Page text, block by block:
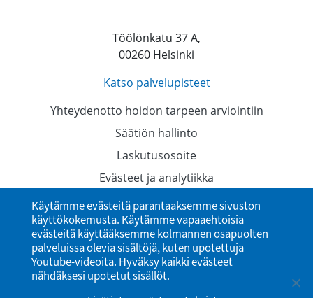
Töölönkatu 37 A,
00260 Helsinki
Katso palvelupisteet
Yhteydenotto hoidon tarpeen arviointiin
Säätiön hallinto
Laskutusosoite
Evästeet ja analytiikka
Tietosuojaselosteet
Saavutettavuusseloste
Käytämme evästeitä parantaaksemme sivuston
käyttökokemusta. Käytämme vapaaehtoisia
evästeitä käyttääksemme kolmannen osapuolten
palveluissa olevia sisältöjä, kuten upotettuja
Youtube-videoita. Hyväksy kaikki evästeet
nähdäksesi upotetut sisällöt.